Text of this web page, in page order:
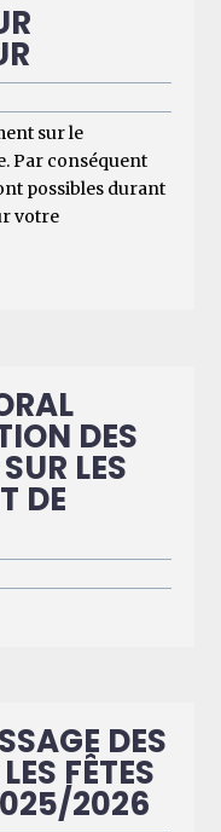
sur le
Par conséquent
possibles durant
votre
DES
LES
DE
DES
FÊTES
2026